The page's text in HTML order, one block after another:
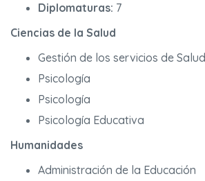
Diplomaturas: 7
Ciencias de la Salud
Gestión de los servicios de Salud
Psicología
Psicología
Psicología Educativa
Humanidades
Administración de la Educación